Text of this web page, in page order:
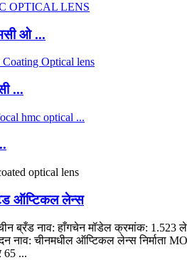
ओ ...
...
ऑप्टिकल लेन्स
ब्रँड नाव: हाँगचेन मॉडेल क्रमांक: 1.523
नाव: चीनमधील ऑप्टिकल लेन्स निर्माता
65 ...